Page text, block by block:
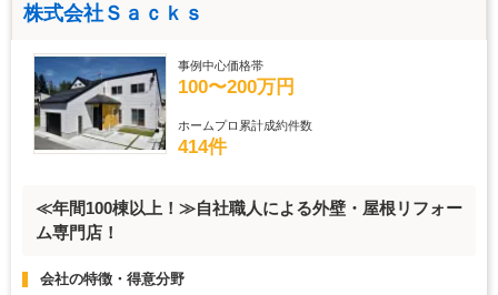
株式会社Ｓａｃｋｓ
事例中心価格帯
100〜200万円
ホームプロ累計成約件数
414件
≪年間100棟以上！≫自社職人による外壁・屋根リフォー
ム専門店！
会社の特徴・得意分野